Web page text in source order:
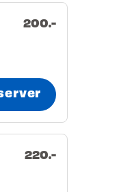
200.-
220.-